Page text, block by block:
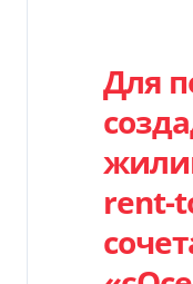
Для
rent-